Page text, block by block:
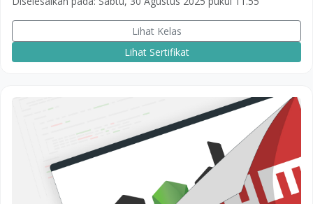
Lihat Kelas
Lihat Sertifikat